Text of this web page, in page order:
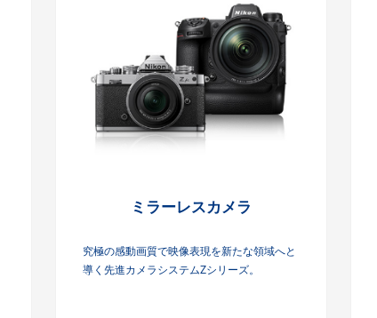
ミラーレスカメラ
究極の感動画質で映像表現を新たな領域へと
導く先進カメラシステムZシリーズ。